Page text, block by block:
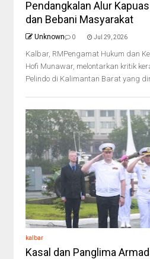
Pendangkalan Alur
dan Bebani Masyarakat
Unknown 0 Jul 29, 2026
Kalbar, RMPengamat Hukum dan
Hofi Munawar, melontarkan kritik
Pelindo di Kalimantan Barat yang
kalbar
Kasal dan Panglima